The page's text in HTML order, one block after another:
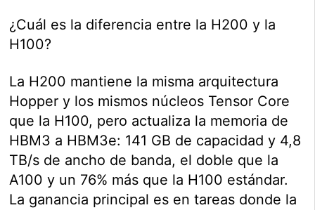
¿Cuál es la diferencia entre la H200 y la
H100?
La H200 mantiene la misma arquitectura
Hopper y los mismos núcleos Tensor Core
que la H100, pero actualiza la memoria de
HBM3 a HBM3e: 141 GB de capacidad y 4,8
TB/s de ancho de banda, el doble que la
A100 y un 76% más que la H100 estándar.
La ganancia principal es en tareas donde la